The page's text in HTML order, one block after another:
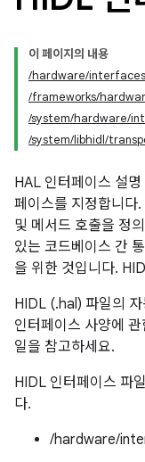
이 페이지의 내용
/hardware/interfaces
/frameworks/
/system/hardware/
/system/libhidl/
HAL 인터페이스 설
페이스를 지정합니다
및 메서드 호출을 정
있는 코드베이스 간
을 위한 것입니다.
HIDL (.hal) 파일의
인터페이스 사양에
일을 참고하세요.
HIDL 인터페이스 파
다.
/hardware/